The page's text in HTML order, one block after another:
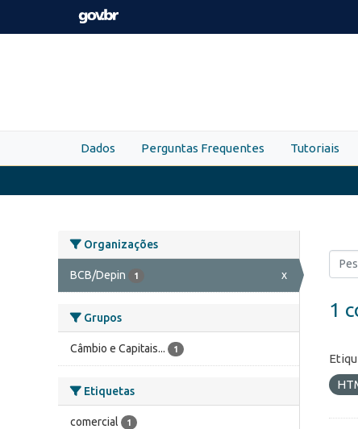
Skip to main content
Dados Perguntas Frequentes Tutoriais
Organizações
BCB/Depin 1 x
Grupos
Câmbio e Capitais... 1
Etiquetas
comercial 1
1